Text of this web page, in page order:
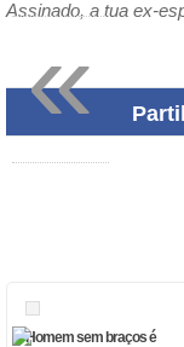
Assinado, a tua ex-
Homem sem braços é
«